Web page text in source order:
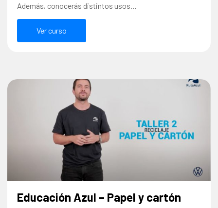
Además, conocerás distintos usos…
Ver curso
Educación Azul – Papel y cartón